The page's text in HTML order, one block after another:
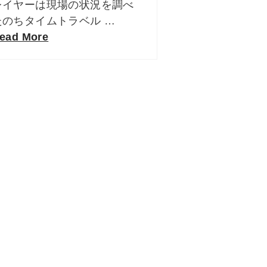
イヤーは現場の状況を調べ
のちタイムトラベル …
More